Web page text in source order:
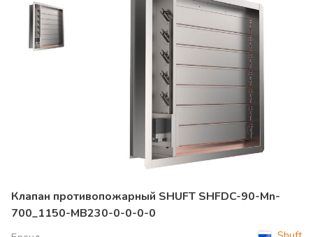
Клапан противопожарный SHUFT SHFDC-90-Mn-
700_1150-MB230-0-0-0-0